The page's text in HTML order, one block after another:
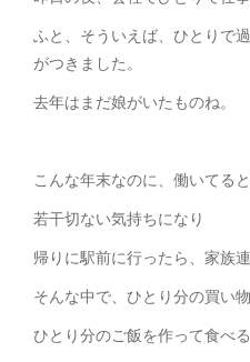
ふと、そういえば、ひとりで
がつきました。
去年はまだ娘がいたものね。
こんな年末なのに、働いてる
若干切ない気持ちになり
帰りに駅前に行ったら、家族
そんな中で、ひとり分の買い物
ひとり分のご飯を作って食べる